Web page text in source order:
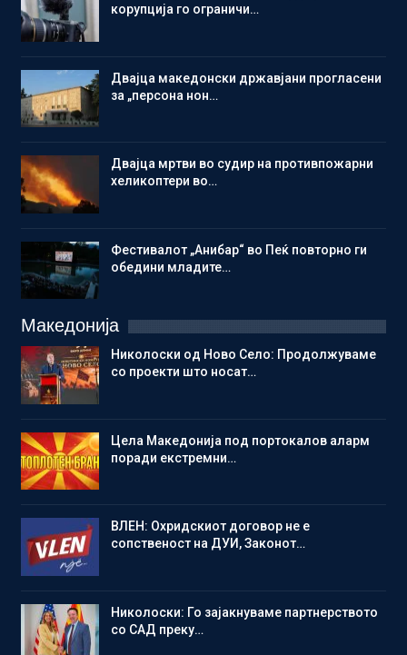
корупција го ограничи…
Двајца македонски државјани прогласени
за „персона нон…
Двајца мртви во судир на противпожарни
хеликоптери во…
Фестивалот „Анибар“ во Пеќ повторно ги
обедини младите…
Македонија
Николоски од Ново Село: Продолжуваме
со проекти што носат…
Цела Македонија под портокалов аларм
поради екстремни…
ВЛЕН: Охридскиот договор не е
сопственост на ДУИ, Законот…
Николоски: Го зајакнуваме партнерството
со САД преку…